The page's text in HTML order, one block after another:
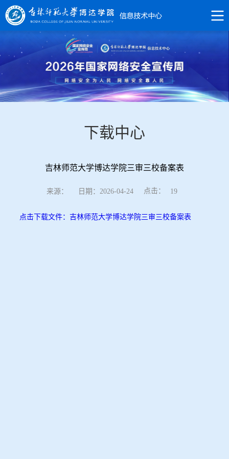
下载中心
吉林师范大学博达学院三审三校备案表
来源： 日期：2026-04-24 点击： 19
点击下载文件：吉林师范大学博达学院三审三校备案表